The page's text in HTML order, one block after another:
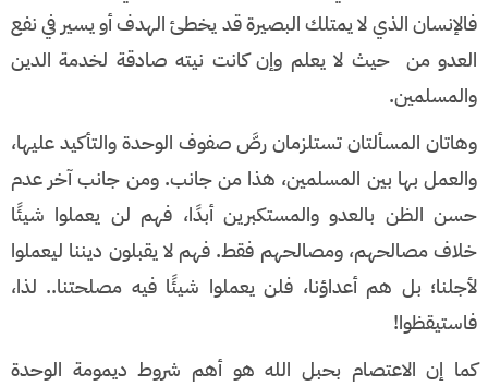
فالإنسان الذي لا يمتلك البصيرة قد يخطئ الهدف أو يسير في نفع
العدو من حيث لا يعلم وإن كانت نيته صادقة لخدمة الدين
والمسلمين.
وهاتان المسألتان تستلزمان رصَّ صفوف الوحدة والتأكيد عليها،
والعمل بها بين المسلمين، هذا من جانب. ومن جانب آخر عدم
حسن الظن بالعدو والمستكبرين أبدًا، فهم لن يعملوا شيئًا
خلاف مصالحهم، ومصالحهم فقط. فهم لا يقبلون ديننا ليعملوا
لأجلنا؛ بل هم أعداؤنا، فلن يعملوا شيئًا فيه مصلحتنا.. لذا،
فاستيقظوا!
كما إن الاعتصام بحبل الله هو أهم شروط ديمومة الوحدة